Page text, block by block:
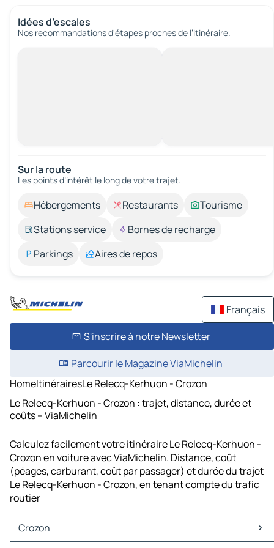
Idées d’escales
Nos recommandations d'étapes proches de l’itinéraire.
Sur la route
Les points d’intérêt le long de votre trajet.
Hébergements Restaurants
Tourisme
Stations service
Bornes de recharge
Parkings
Aires de repos
Français
S'inscrire à notre Newsletter
Parcourir le Magazine ViaMichelin
HomeItinérairesLe Relecq-Kerhuon - Crozon
Le Relecq-Kerhuon - Crozon : trajet, distance, durée et
coûts – ViaMichelin
Calculez facilement votre itinéraire Le Relecq-Kerhuon -
Crozon en voiture avec ViaMichelin. Distance, coût
(péages, carburant, coût par passager) et durée du trajet
Le Relecq-Kerhuon - Crozon, en tenant compte du trafic
routier
Crozon